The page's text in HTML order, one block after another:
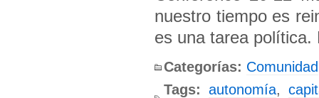
nuestro tiempo es
es una tarea
Categorías: Comunidad
Tags: autonomía,